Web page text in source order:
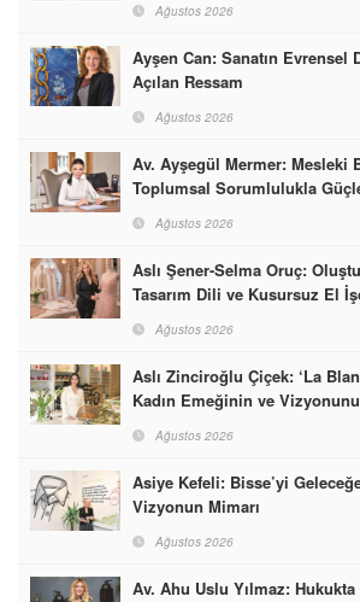
Ağustos 2026
Ayşen Can: Sanatın Evrensel
Açılan Ressam
Ağustos 2026
Av. Ayşegül Mermer: Mesleki
Toplumsal Sorumlulukla
Ağustos 2026
Aslı Şener-Selma Oruç:
Tasarım Dili ve Kusursuz El
Ağustos 2026
Aslı Zinciroğlu Çiçek: ‘La
Kadın Emeğinin ve
Ağustos 2026
Asiye Kefeli: Bisse’yi
Vizyonun Mimarı
Ağustos 2026
Av. Ahu Uslu Yılmaz: